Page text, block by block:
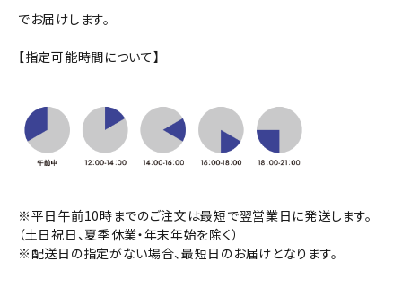
化粧品
INFORMATION
でお届けします。
【指定可能時間について】
※平日午前10時までのご注文は最短で翌営業日に発送します。
（土日祝日、夏季休業・年末年始を除く）
※配送日の指定がない場合、最短日のお届けとなります。